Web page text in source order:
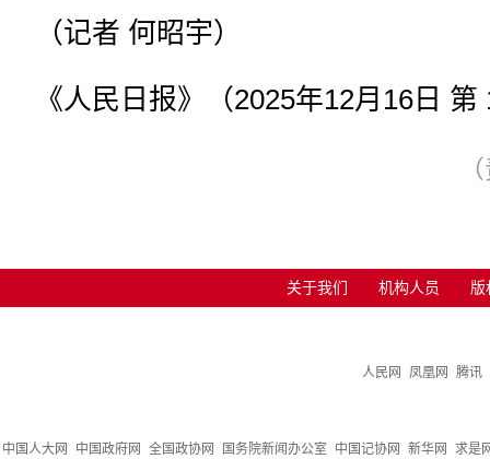
（记者 何昭宇）
《人民日报》（2025年12月16日 第
关于我们 机构人员 版
人民网 凤凰网 腾讯
中国人大网 中国政府网 全国政协网 国务院新闻办公室 中国记协网 新华网
求是